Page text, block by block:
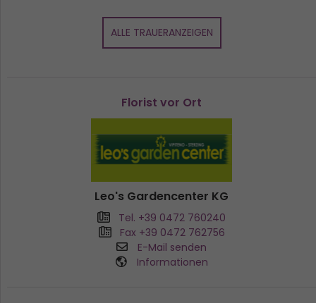
ALLE TRAUERANZEIGEN
Florist vor Ort
Leo's Gardencenter KG
Tel. +39 0472 760240
Fax +39 0472 762756
E-Mail senden
Informationen